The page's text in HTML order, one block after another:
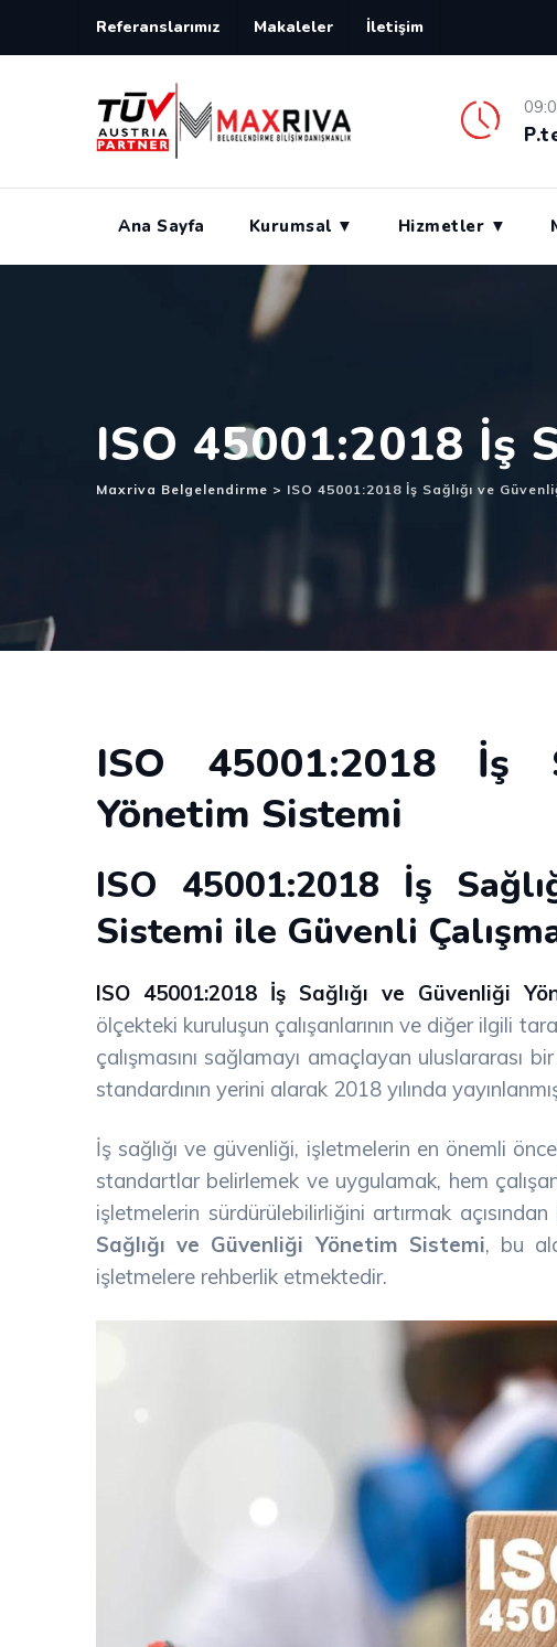
Referanslarımız Makaleler İletişim
Ana Sayfa Kurumsal ▼ Hizmetler ▼
ISO 45001:2018 İş
Maxriva Belgelendirme > ISO 45001:2018 İş Sağlığı ve
ISO 45001:2018 İş
Yönetim Sistemi
ISO 45001:2018 İş
Sistemi ile Güvenli
ISO 45001:2018 İş Sağlığı ve Güvenliği
ölçekteki kuruluşun çalışanlarının ve diğer ilgili
çalışmasını sağlamayı amaçlayan uluslararası
standardının yerini alarak 2018 yılında
İş sağlığı ve güvenliği, işletmelerin en önemli
standartlar belirlemek ve uygulamak, hem
işletmelerin sürdürülebilirliğini artırmak
Sağlığı ve Güvenliği Yönetim Sistemi, bu
işletmelere rehberlik etmektedir.